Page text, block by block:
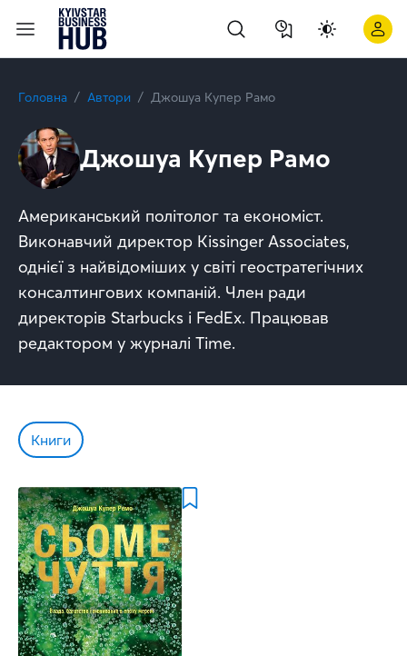
Головна Автори Джошуа Купер Рамо
Джошуа Купер Рамо
Американський політолог та економіст.
Виконавчий директор Kissinger Associates,
однієї з найвідоміших у світі геостратегічних
консалтингових компаній. Член ради
директорів Starbucks і FedEx. Працював
редактором у журналі Time.
Книги